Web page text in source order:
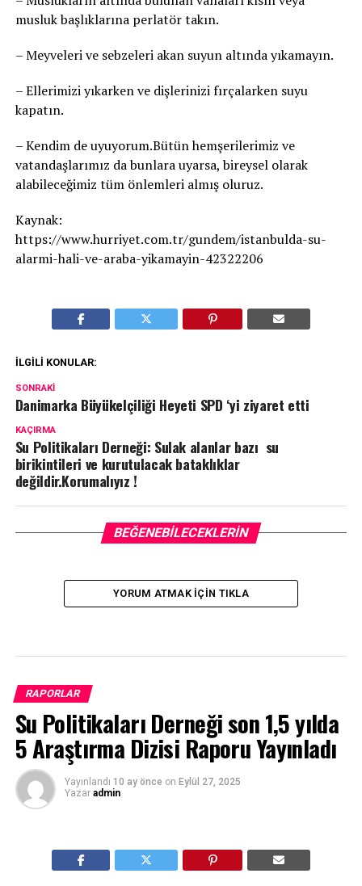
musluk başlıklarına perlatör takın.
– Meyveleri ve sebzeleri akan suyun altında yıkamayın.
– Ellerimizi yıkarken ve dişlerinizi fırçalarken suyu
kapatın.
– Kendim de uyuyorum.Bütün hemşerilerimiz ve
vatandaşlarımız da bunlara uyarsa, bireysel olarak
alabileceğimiz tüm önlemleri almış oluruz.
Kaynak:
https://www.hurriyet.com.tr/gundem/istanbulda-su-
alarmi-hali-ve-araba-yikamayin-42322206
İLGILI KONULAR:
SONRAKI
Danimarka Büyükelçiliği Heyeti SPD ‘yi ziyaret etti
KAÇIRMA
Su Politikaları Derneği: Sulak alanlar bazı su
birikintileri ve kurutulacak bataklıklar
değildir.Korumalıyız !
BEĞENEBILECEKLERIN
YORUM ATMAK IÇIN TIKLA
RAPORLAR
Su Politikaları Derneği son 1,5 yılda
5 Araştırma Dizisi Raporu Yayınladı
Yayınlandı 10 ay önce on Eylül 27, 2025
Yazar admin